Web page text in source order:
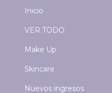
Inicio
VER TODO
Make Up
Skincare
Nuevos ingresos